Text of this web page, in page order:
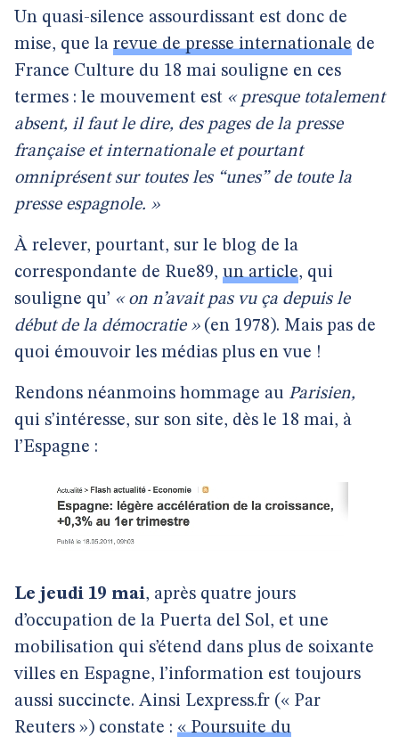
Un quasi-silence assourdissant est donc de
mise, que la revue de presse internationale de
France Culture du 18 mai souligne en ces
termes : le mouvement est « presque totalement
absent, il faut le dire, des pages de la presse
française et internationale et pourtant
omniprésent sur toutes les “unes” de toute la
presse espagnole. »
À relever, pourtant, sur le blog de la
correspondante de Rue89, un article, qui
souligne qu’ « on n’avait pas vu ça depuis le
début de la démocratie »(en 1978). Mais pas de
quoi émouvoir les médias plus en vue !
Rendons néanmoins hommage au Parisien,
qui s’intéresse, sur son site, dès le 18 mai, à
l’Espagne :
Le jeudi 19 mai, après quatre jours
d’occupation de la Puerta del Sol, et une
mobilisation qui s’étend dans plus de soixante
villes en Espagne, l’information est toujours
aussi succincte. Ainsi Lexpress.fr (« Par
Reuters ») constate : « Poursuite du